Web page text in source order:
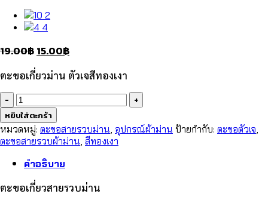
19.00฿Original
was:
19.00฿.
15.00฿Current
is:
15.00฿.
ตะขอเกี่ยวม่าน ตัวเจสีทองเงา
จำนวน
ตะขอ
สาย
รวบ
ทอง
ชิ้น
หยิบใส่ตะกร้า
หมวดหมู่: ตะขอสายรวบม่าน อุปกรณ์ผ้าม่าน ป้ายกำกับ: ตะขอตัวเจ
ตะขอสายรวบผ้าม่าน สีทองเงา
คำอธิบาย
ตะขอเกี่ยวสายรวบม่าน